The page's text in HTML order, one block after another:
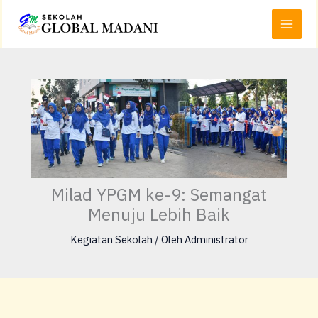
Main
Menu
Milad YPGM ke-9: Semangat
Menuju Lebih Baik
Kegiatan Sekolah / Oleh Administrator